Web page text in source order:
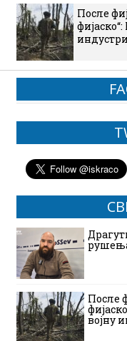
После
После
војну